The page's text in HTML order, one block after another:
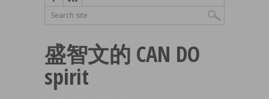
盛智文的 CAN DO
spirit